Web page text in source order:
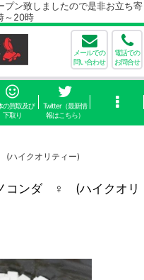
しましたので是非お立ち寄
20時
メールでの
問い合わせ
電話での
お問合せ
の買取及び
下取り
Twitter（最新情
報はこちら）
イクオリティー)
コンダ ♀ (ハイクオリ